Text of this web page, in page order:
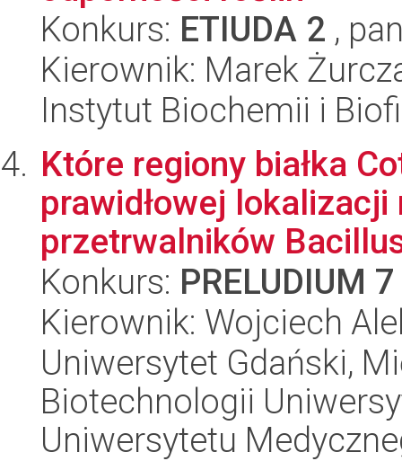
Konkurs: ETIUDA 2 ,
Kierownik: Marek
Instytut Biochemii i
Które regiony białka
prawidłowej
przetrwalników
Konkurs: PRELUDIUM 7
Kierownik: Wojciech
Uniwersytet Gdański,
Biotechnologii
Uniwersytetu